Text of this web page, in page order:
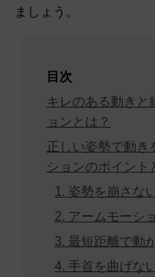
ましょう。
目次
キレのある動きと
ョンとは？
正しい姿勢で動き
ションのポイント
1. 姿勢を崩さな
2. アームモーシ
3. 最短距離で動
4. 手首を曲げな